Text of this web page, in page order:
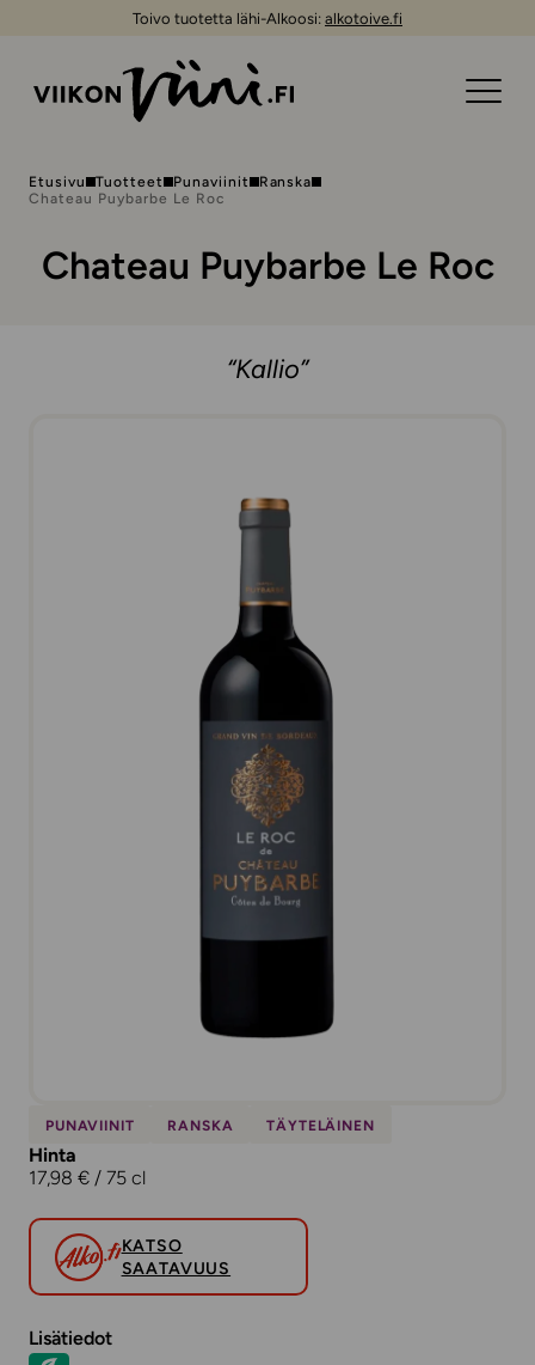
Toivo tuotetta lähi-Alkoosi: alkotoive.fi
Etusivu Tuotteet Punaviinit
Ranska
Chateau Puybarbe Le Roc
Chateau Puybarbe Le Roc
“Kallio”
PUNAVIINIT RANSKA TÄYTELÄINEN
Hinta
17,98 € / 75 cl
KATSO
SAATAVUUS
Lisätiedot